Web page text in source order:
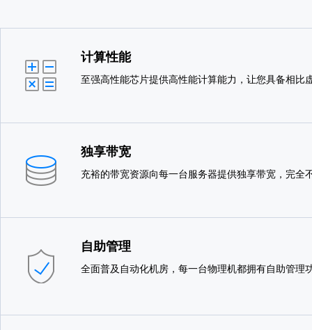
计算性能
至强高性能芯片提供高性能计算能力，让您具备相比
独享带宽
充裕的带宽资源向每一台服务器提供独享带宽，完全
自助管理
全面普及自动化机房，每一台物理机都拥有自助管